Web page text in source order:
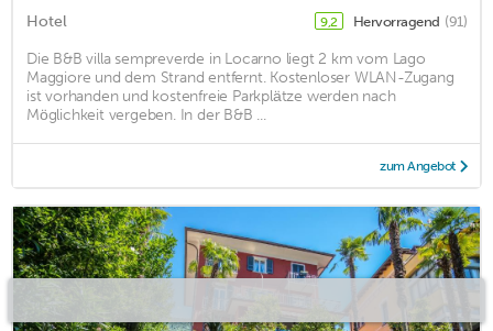
Hotel 9,2 Hervorragend (91)
Die B&B villa sempreverde in Locarno liegt 2 km vom Lago
Maggiore und dem Strand entfernt. Kostenloser WLAN-Zugang
ist vorhanden und kostenfreie Parkplätze werden nach
Möglichkeit vergeben. In der B&B ...
zum Angebot